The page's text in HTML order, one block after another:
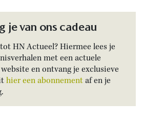
je van ons cadeau
HN Actueel? Hiermee lees je
met een actuele
en ontvang je exclusieve
hier een abonnementaf en je